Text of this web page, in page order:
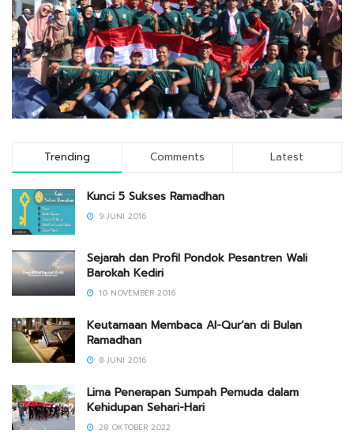
Trending Comments Latest
Kunci 5 Sukses Ramadhan
9 JUNI 2016
Sejarah dan Profil Pondok Pesantren Wali
Barokah Kediri
10 NOVEMBER 2016
Keutamaan Membaca Al-Qur’an di Bulan
Ramadhan
8 JUNI 2016
Lima Penerapan Sumpah Pemuda dalam
Kehidupan Sehari-Hari
28 OKTOBER 2022